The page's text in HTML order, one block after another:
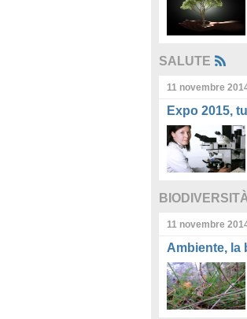
SALUTE
11 novembre
Expo 2015,
11 novembre
Ambiente, la